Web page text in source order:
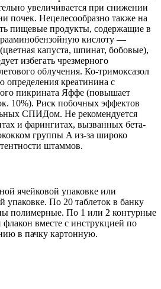
увеличивается при снижении
почек. Нецелесообразно также на
пищевые продукты, содержащие в
кислоту —
капуста, шпинат, бобовые),
избегать чрезмерного
облучения. Ко-тримоксазол
определения креатинина с
пикрината Яффе (повышает
10%). Риск побочных эффектов
СПИДом. Не рекомендуется
и фарингитах, вызванных бета-
группы A из-за широко
штаммов.
ячейковой упаковке или
упаковке. По 20 таблеток в банку
полимерные. По 1 или 2 контурные
вместе с инструкцией по
в пачку картонную.